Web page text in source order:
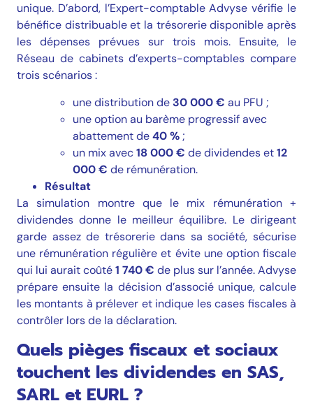
unique. D’abord, l’Expert-comptable Advyse vérifie le
bénéfice distribuable et la trésorerie disponible après
les dépenses prévues sur trois mois. Ensuite, le
Réseau de cabinets d’experts-comptables compare
trois scénarios :
une distribution de 30 000 € au PFU ;
une option au barème progressif avec
abattement de40 % ;
un mix avec18 000 € de dividendes et12
000 € de rémunération.
Résultat
La simulation montre que le mix rémunération +
dividendes donne le meilleur équilibre. Le dirigeant
garde assez de trésorerie dans sa société, sécurise
une rémunération régulière et évite une option fiscale
qui lui aurait coûté1 740 € de plus sur l’année. Advyse
prépare ensuite la décision d’associé unique, calcule
les montants à prélever et indique les cases fiscales à
contrôler lors de la déclaration.
Quels pièges fiscaux et sociaux
touchent les dividendes en SAS,
SARL et EURL ?